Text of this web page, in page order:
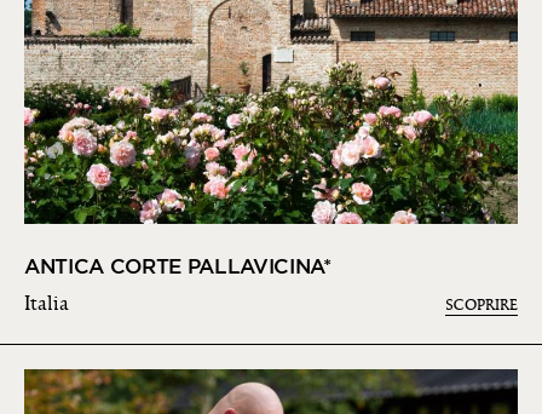
ANTICA CORTE PALLAVICINA*
Italia SCOPRIRE